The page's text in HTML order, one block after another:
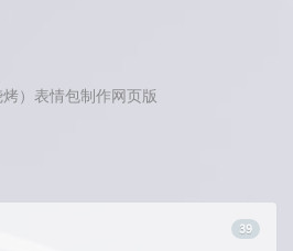
烤）表情包制作网页版
39